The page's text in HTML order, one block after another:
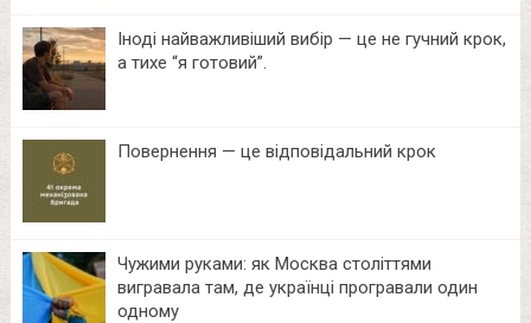
Іноді найважливіший вибір — це не гучний крок,
а тихе “я готовий”.
Повернення — це відповідальний крок
Чужими руками: як Москва століттями
вигравала там, де українці програвали один
одному